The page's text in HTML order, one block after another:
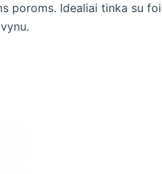
poroms. Idealiai tinka su